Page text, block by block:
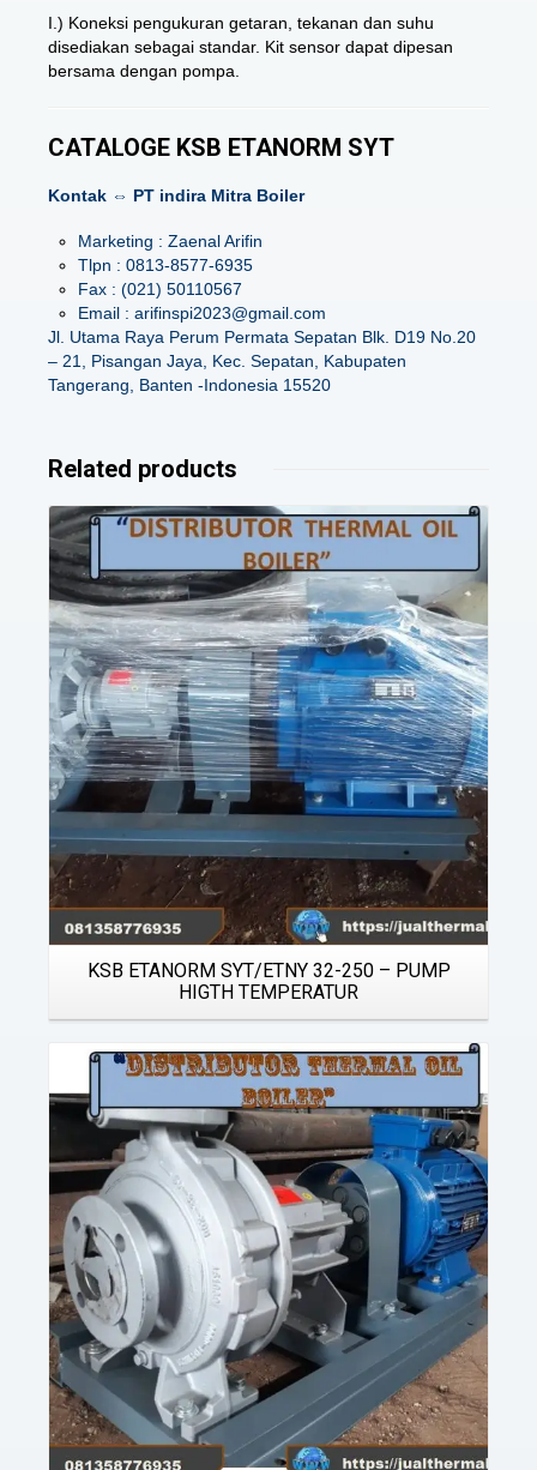
I.) Koneksi pengukuran getaran, tekanan dan suhu
disediakan sebagai standar. Kit sensor dapat dipesan
bersama dengan pompa.
CATALOGE KSB ETANORM SYT
Kontak ⇔ PT indira Mitra Boiler
Marketing : Zaenal Arifin
Tlpn : 0813-8577-6935
Fax : (021) 50110567
Email : arifinspi2023@gmail.com
Jl. Utama Raya Perum Permata Sepatan Blk. D19 No.20
– 21, Pisangan Jaya, Kec. Sepatan, Kabupaten
Tangerang, Banten -Indonesia 15520
Related products
Details
KSB ETANORM SYT/ETNY 32-250 – PUMP
HIGTH TEMPERATUR
Details